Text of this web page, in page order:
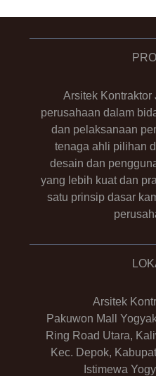
Arsitek Kontraktor
perusahaan dalam
dan pelaksanaan
tenaga ahli pilihan
desain dan
yang lebih kuat dan
satu prinsip dasar
Arsitek
Pakuwon Mall
Ring Road Utara,
Kec. Depok,
Istimewa